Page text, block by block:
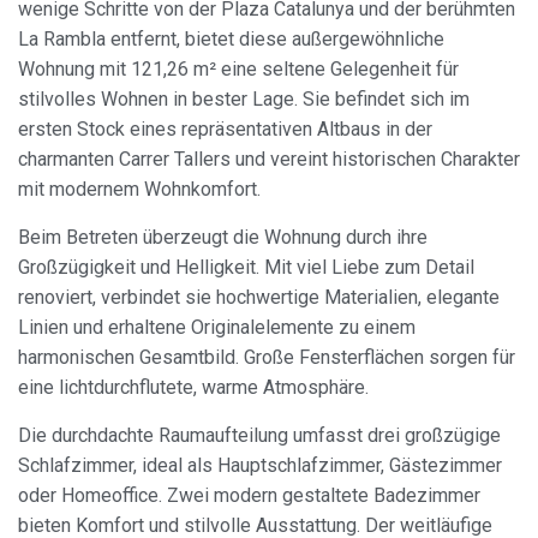
wenige Schritte von der Plaza Catalunya und der berühmten
La Rambla entfernt, bietet diese außergewöhnliche
Wohnung mit 121,26 m² eine seltene Gelegenheit für
stilvolles Wohnen in bester Lage. Sie befindet sich im
ersten Stock eines repräsentativen Altbaus in der
charmanten Carrer Tallers und vereint historischen Charakter
mit modernem Wohnkomfort.
Beim Betreten überzeugt die Wohnung durch ihre
Großzügigkeit und Helligkeit. Mit viel Liebe zum Detail
renoviert, verbindet sie hochwertige Materialien, elegante
Linien und erhaltene Originalelemente zu einem
harmonischen Gesamtbild. Große Fensterflächen sorgen für
eine lichtdurchflutete, warme Atmosphäre.
Die durchdachte Raumaufteilung umfasst drei großzügige
Schlafzimmer, ideal als Hauptschlafzimmer, Gästezimmer
oder Homeoffice. Zwei modern gestaltete Badezimmer
bieten Komfort und stilvolle Ausstattung. Der weitläufige